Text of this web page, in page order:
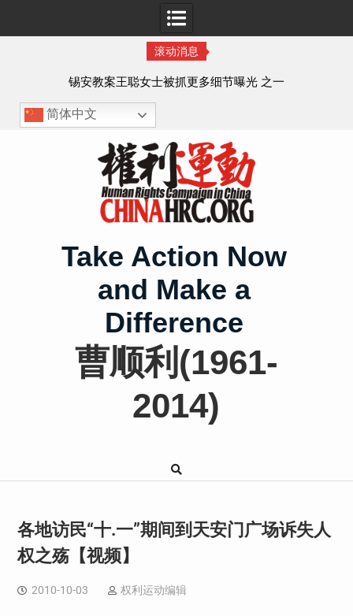
滚动消息
锡安教案王聪女士被抓更多细节曝光 之一
简体中文
Take Action Now
and Make a
Difference
曹顺利(1961-
2014)
各地访民“十.一”期间到天安门广场诉失人
权之殇【视频】
2010-10-03 权利运动编辑